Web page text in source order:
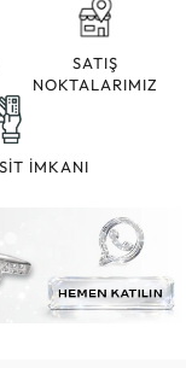
SATIŞ
NOKTALARIMIZ
İMKANI